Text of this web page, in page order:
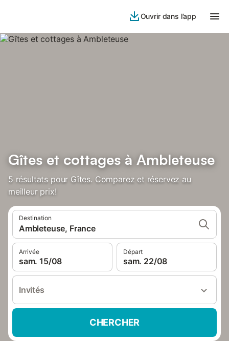
Ouvrir dans l’app
Gîtes et cottages à Ambleteuse
5 résultats pour Gîtes. Comparez et réservez au
meilleur prix!
Destination
Ambleteuse, France
Arrivée
sam. 15/08
Départ
sam. 22/08
Invités
CHERCHER